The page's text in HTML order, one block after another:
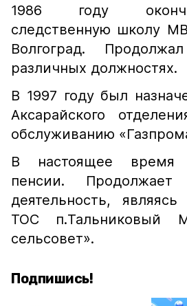
1986 году
следственную школу
Волгоград.
различных должностях.
В 1997 году был
Аксарайского
обслуживанию
В настоящее время
пенсии. Продолжает
деятельность, являясь
ТОС п.Тальниковый
сельсовет».
Подпишись!